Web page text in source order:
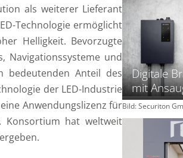
als weiterer Lieferant
Technologie ermöglicht
Helligkeit. Bevorzugte
Navigationssysteme und
bedeutenden Anteil des
der LED-Industrie
Anwendungslizenz für
Konsortium hat weltweit
Digitale
mit
Bild: Securiton